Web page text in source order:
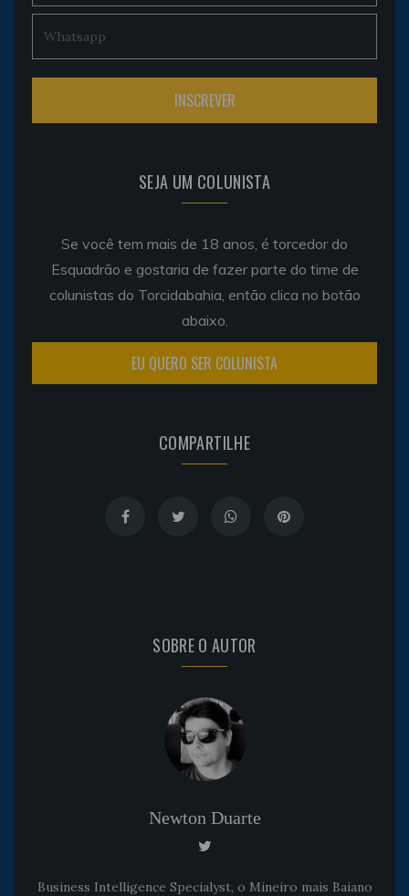
SEJA UM COLUNISTA
Se você tem mais de 18 anos, é torcedor do
Esquadrão e gostaria de fazer parte do time de
colunistas do Torcidabahia, então clica no botão
abaixo.
EU QUERO SER COLUNISTA
COMPARTILHE
SOBRE O AUTOR
Newton Duarte
Business Intelligence Specialyst, o Mineiro mais Baiano